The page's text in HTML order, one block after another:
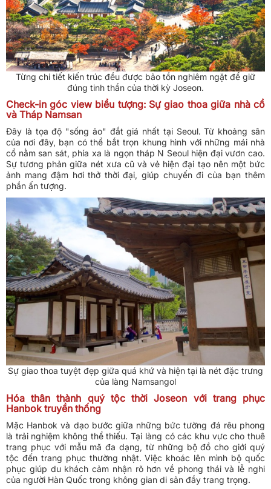
Từng chi tiết kiến trúc đều được bảo tồn nghiêm ngặt để giữ
đúng tinh thần của thời kỳ Joseon.
Check-in góc view biểu tượng: Sự giao thoa giữa nhà cổ
và Tháp Namsan
Đây là tọa độ "sống ảo" đắt giá nhất tại Seoul. Từ khoảng sân
của nơi đây, bạn có thể bắt trọn khung hình với những mái nhà
cổ nằm san sát, phía xa là ngọn tháp N Seoul hiện đại vươn cao.
Sự tương phản giữa nét xưa cũ và vẻ hiện đại tạo nên một bức
ảnh mang đậm hơi thở thời đại, giúp chuyến đi của bạn thêm
phần ấn tượng.
Sự giao thoa tuyệt đẹp giữa quá khứ và hiện tại là nét đặc trưng
của làng Namsangol
Hóa thân thành quý tộc thời Joseon với trang phục
Hanbok truyền thống
Mặc Hanbok và dạo bước giữa những bức tường đá rêu phong
là trải nghiệm không thể thiếu. Tại làng có các khu vực cho thuê
trang phục với mẫu mã đa dạng, từ những bộ đồ cho giới quý
tộc đến trang phục thường nhật. Việc khoác lên mình bộ quốc
phục giúp du khách cảm nhận rõ hơn về phong thái và lễ nghi
của người Hàn Quốc trong không gian di sản đầy trang trọng.